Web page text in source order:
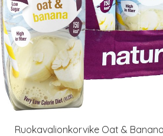
Ruokavalionkorvike Oat &